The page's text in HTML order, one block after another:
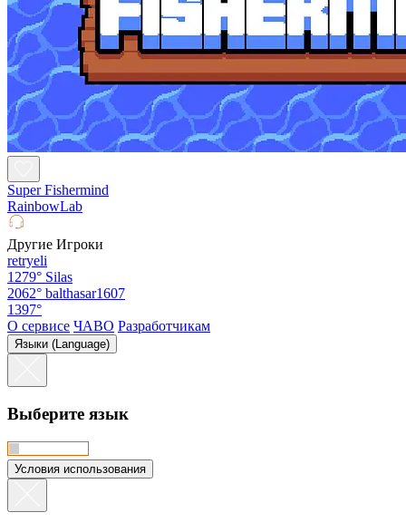
Super Fishermind
RainbowLab
Другие Игроки
retryeli
1279° Silas
2062° balthasar1607
1397°
О сервисе ЧАВО Разработчикам
Языки (Language)
Выберите язык
Условия использования